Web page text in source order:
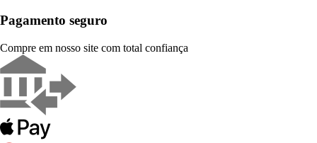
Pagamento seguro
Compre em nosso site com total confiança